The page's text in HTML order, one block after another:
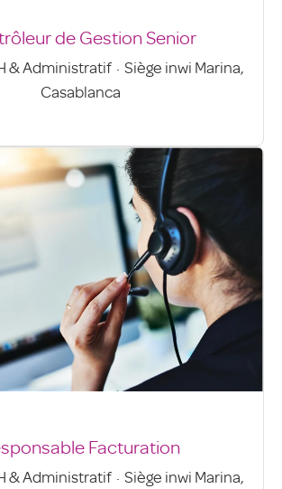
de Gestion Senior
& Administratif · Siège inwi Marina,
Casablanca
Facturation
& Administratif · Siège inwi Marina,